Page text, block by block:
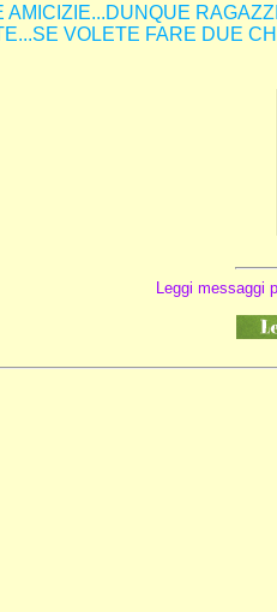
AMICIZIE...DUNQUE
VOLETE FARE DUE
Leggi messaggi